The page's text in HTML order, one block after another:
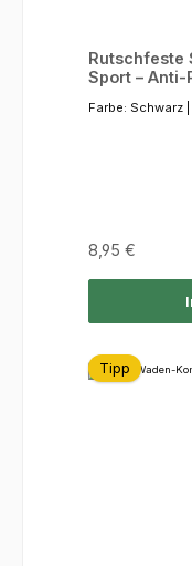
Rutschfeste
Sport –
Farbe: Schwarz
Regulärer
8,95 €
Tipp